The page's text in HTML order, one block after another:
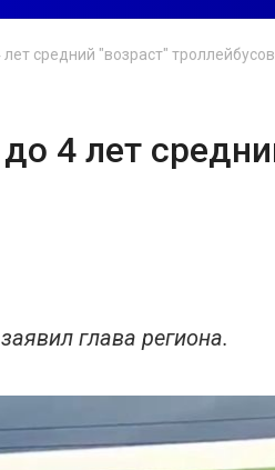
средний "возраст"
4 лет
глава региона.